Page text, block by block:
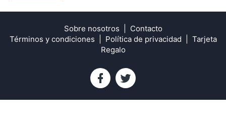
Sobre nosotros
Contacto
Términos y condiciones
Política de privacidad
Tarjeta
Regalo